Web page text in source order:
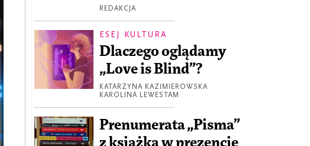
REDAKCJA
ESEJ KULTURA
Dlaczego oglądamy
„Love is Blind”?
KATARZYNA KAZIMIEROWSKA
KAROLINA LEWESTAM
Prenumerata „Pisma”